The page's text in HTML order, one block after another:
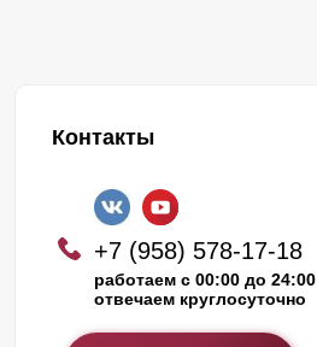
Контакты
+7 (958) 578-17-18
работаем с 00:00 до 24:00
отвечаем круглосуточно